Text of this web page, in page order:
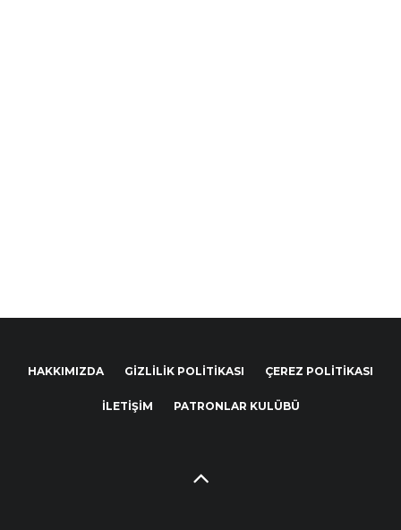
HAKKIMIZDA GIZLILIK POLITIKASI ÇEREZ POLITIKASI
İLETIŞIM PATRONLAR KULÜBÜ